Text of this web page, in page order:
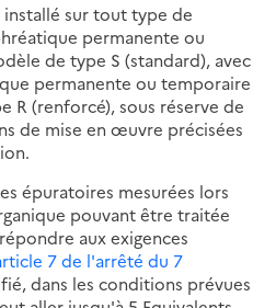
sur tout type de
permanente ou
de type S (standard), avec
permanente ou temporaire
R (renforcé), sous réserve de
de mise en œuvre précisées
épuratoires mesurées lors
pouvant être traitée
aux exigences
7 de l'arrêté du 7
dans les conditions prévues